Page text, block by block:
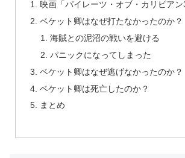
映画「パイレーツ・オブ・カリビア
ベケット卿はなぜ打たなかったのか？
海賊との泥沼の戦いを避ける
パニックになってしまった
ベケット卿はなぜ逃げなかったのか？
ベケット卿は死亡したのか？
まとめ